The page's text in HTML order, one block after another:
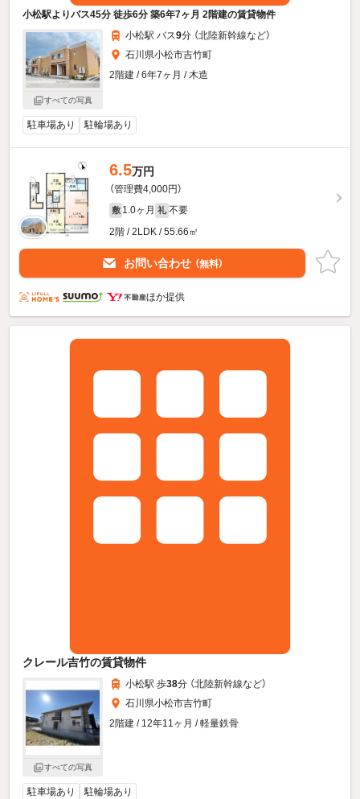
小松駅よりバス45分 徒歩6分 築6年7ヶ月 2階建の賃貸物件
すべての写真
小松駅 バス9分 （北陸新幹線など）
石川県小松市吉竹町
2階建 / 6年7ヶ月 / 木造
駐車場あり 駐輪場あり
6.5万円
（管理費4,000円）
敷 1.0ヶ月 礼 不要
2階 / 2LDK / 55.66㎡
お問い合わせ （無料）
ほか提供
クレール吉竹の賃貸物件
すべての写真
小松駅 歩38分 （北陸新幹線など）
石川県小松市吉竹町
2階建 / 12年11ヶ月 / 軽量鉄骨
駐車場あり 駐輪場あり